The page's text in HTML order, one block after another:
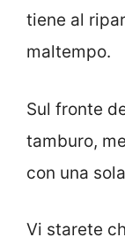
tiene al
maltempo.
Sul fronte
tamburo,
con una
Vi starete